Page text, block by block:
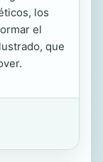
los
el
que